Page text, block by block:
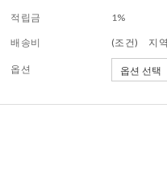
적립금 1%
배송비 (조건) 지
옵션